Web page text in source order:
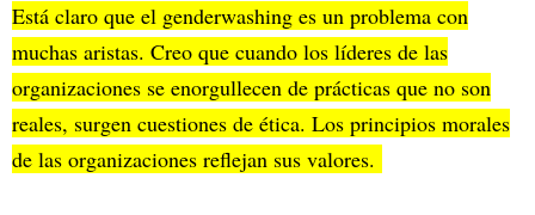
Está claro que el genderwashing es un problema con
muchas aristas. Creo que cuando los líderes de las
organizaciones se enorgullecen de prácticas que no son
reales, surgen cuestiones de ética. Los principios morales
de las organizaciones reflejan sus valores.